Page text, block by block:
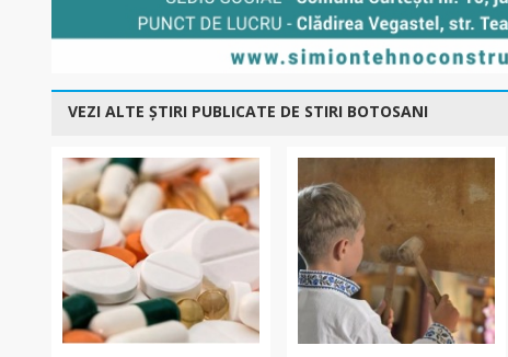
VEZI ALTE ȘTIRI PUBLICATE DE STIRI BOTOSANI